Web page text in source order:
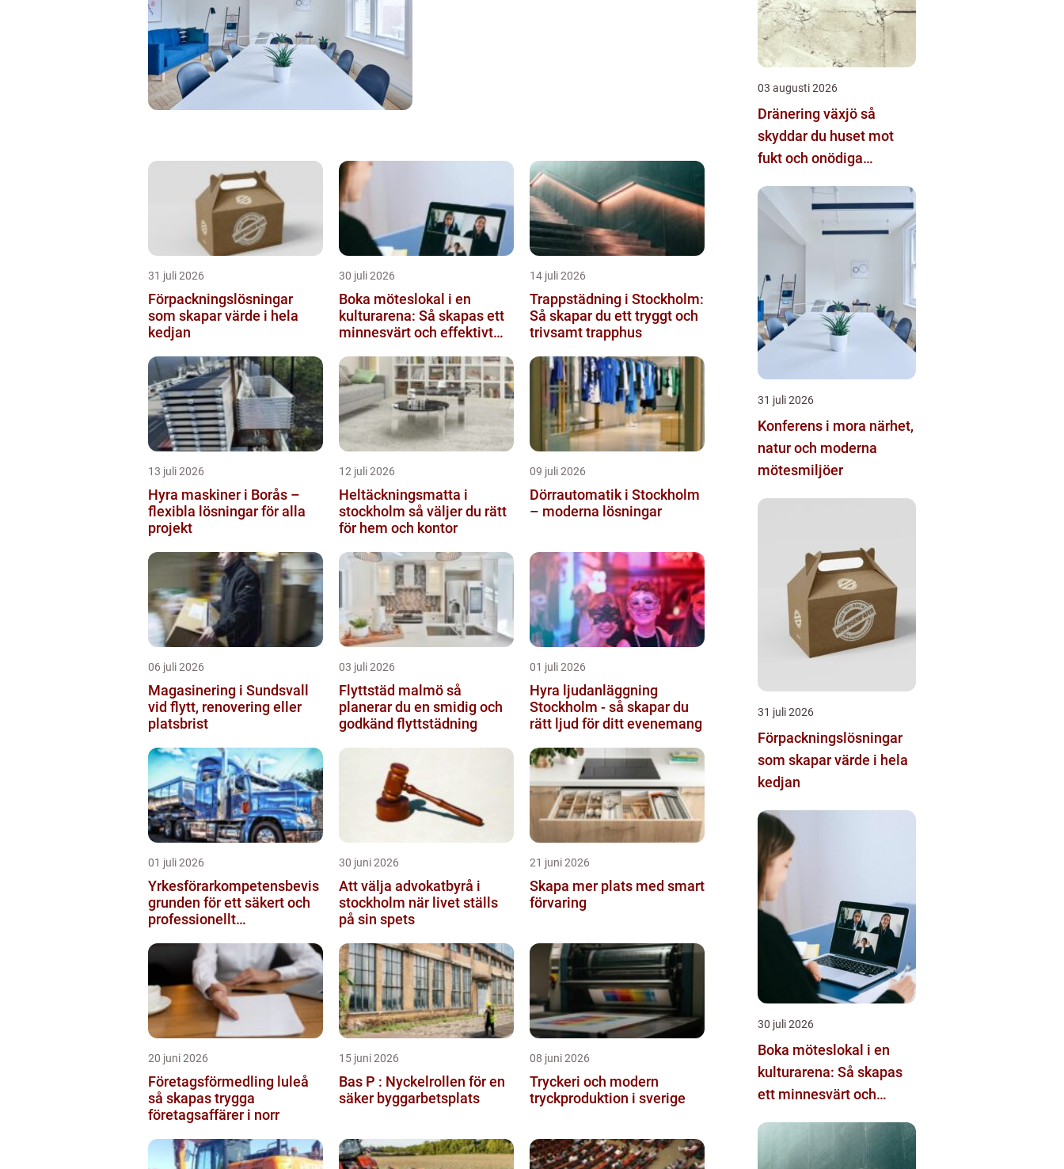
31 juli 2026
Förpackningslösningar
som skapar värde i hela
kedjan
30 juli 2026
Boka möteslokal i en
kulturarena: Så skapas ett
minnesvärt och effektivt
14 juli 2026
Trappstädning i Stockholm:
Så skapar du ett tryggt och
trivsamt trapphus
13 juli 2026
Hyra maskiner i Borås –
flexibla lösningar för alla
projekt
12 juli 2026
Heltäckningsmatta i
stockholm så väljer du rätt
för hem och kontor
09 juli 2026
Dörrautomatik i Stockholm
– moderna lösningar
06 juli 2026
Magasinering i Sundsvall
vid flytt, renovering eller
platsbrist
03 juli 2026
Flyttstäd malmö så
planerar du en smidig och
godkänd flyttstädning
01 juli 2026
Hyra ljudanläggning
Stockholm - så skapar du
rätt ljud för ditt evenemang
01 juli 2026
Yrkesförarkompetensbevis
grunden för ett säkert och
professionellt
30 juni 2026
Att välja advokatbyrå i
stockholm när livet ställs
på sin spets
21 juni 2026
Skapa mer plats med smart
förvaring
20 juni 2026
Företagsförmedling luleå
så skapas trygga
företagsaffärer i norr
15 juni 2026
Bas P : Nyckelrollen för en
säker byggarbetsplats
08 juni 2026
Tryckeri och modern
tryckproduktion i sverige
03 augusti 2026
Dränering växjö så
skyddar du huset mot
fukt och onödiga
31 juli 2026
Konferens i mora närhet,
natur och moderna
mötesmiljöer
31 juli 2026
Förpackningslösningar
som skapar värde i hela
kedjan
30 juli 2026
Boka möteslokal i en
kulturarena: Så skapas
ett minnesvärt och